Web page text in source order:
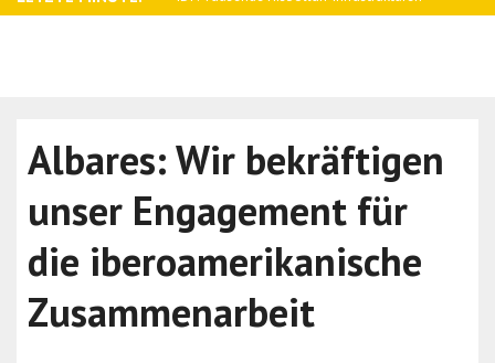
Albares: Wir bekräftigen
unser Engagement für
die iberoamerikanische
Zusammenarbeit